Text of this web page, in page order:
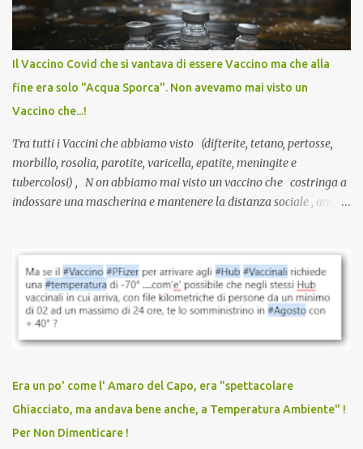
larga scala, ancora oggetto di studio e di discussione
internazionale serve solo una firma. La tua. Lo si somministra
anche a persone sane, giovani, senza fattori di rischio, spesso già
serve una prescrizione. Non c’è diagnosi. Non c’è presa in carico.
L’unico atto richiesto è una fi...
Il Vaccino Covid che si vantava di essere Vaccino ma che alla
fine era solo "Acqua Sporca". Non avevamo mai visto un
Vaccino che...!
Tra tutti i Vaccini che abbiamo visto (difterite, tetano, pertosse,
morbillo, rosolia, parotite, varicella, epatite, meningite e
tubercolosi) , N on abbiamo mai visto un vaccino che costringa a
indossare una mascherina e mantenere la distanza sociale , anche
vaccinazione. Non avevamo mai sentito parlare di ricompense,
sconti, incentivi per vaccinarsi. Non avevamo mai visto
discriminazioni per coloro che non l’hanno fatto. Se non sei stato
vaccinato, nessuno aveva prima cercato di farti sentire una
persona cattiva. Non avevamo mai visto un vaccino che minacci le
vaccino usato per minacciare i mezzi di sussistenza, il lavoro o la
scuola. Non avevamo mai visto un vaccino che permettesse a un
dodicenne di ignorare il consenso dei genitori. Dopo tutti i vaccini
che abbiamo elencato sopra...
Era un po' come l' Amaro del Capo, era "spettacolare
Ghiacciato, ma andava bene anche, a Temperatura Ambiente" !
Per Non Dimenticare !